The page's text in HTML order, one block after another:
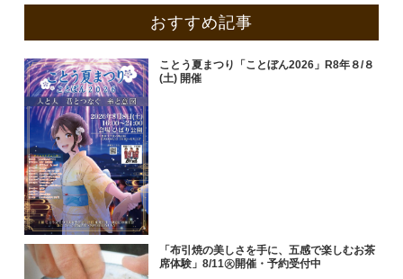
おすすめ記事
ことう夏まつり「ことぼん2026」R8年８/８
(土) 開催
「布引焼の美しさを手に、五感で楽しむお茶
席体験」8/11㊋開催・予約受付中